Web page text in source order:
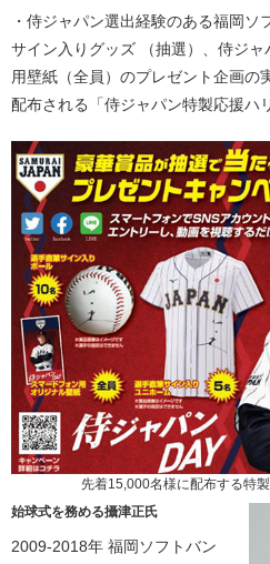
・侍ジャパン選出経験のある福岡
サイン入りグッズ （抽選）、侍ジ
用壁紙（全員）のプレゼント企画の
配布される「侍ジャパン特製応援ハ
先着15,000名様に配布する特
始球式を務める攝津正氏
2009-2018年 福岡ソフトバン